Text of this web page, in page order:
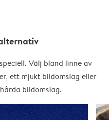
Välj bland linne av
ett mjukt bildomslag eller
bildomslag.